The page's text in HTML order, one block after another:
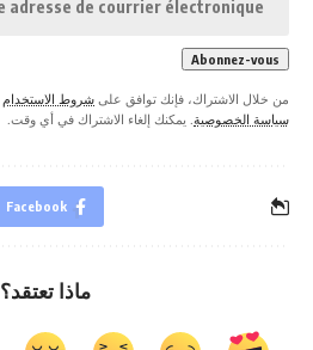
من خلال الاشتراك، فإنك توافق على شروط الاستخدام
سياسة الخصوصية . يمكنك إلغاء الاشتراك في أي وقت.
Facebook
ماذا تعتقد؟